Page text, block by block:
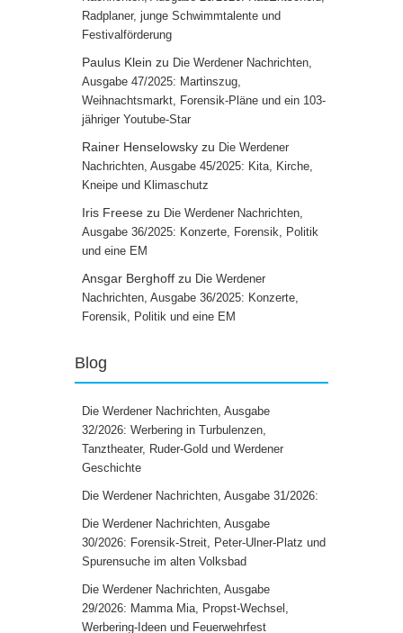
Radplaner, junge Schwimmtalente und
Festivalförderung
Paulus Klein zu Die Werdener Nachrichten,
Ausgabe 47/2025: Martinszug,
Weihnachtsmarkt, Forensik-Pläne und ein 103-
jähriger Youtube-Star
Rainer Henselowsky zu Die Werdener
Nachrichten, Ausgabe 45/2025: Kita, Kirche,
Kneipe und Klimaschutz
Iris Freese zu Die Werdener Nachrichten,
Ausgabe 36/2025: Konzerte, Forensik, Politik
und eine EM
Ansgar Berghoff zu Die Werdener
Nachrichten, Ausgabe 36/2025: Konzerte,
Forensik, Politik und eine EM
Blog
Die Werdener Nachrichten, Ausgabe
32/2026: Werbering in Turbulenzen,
Tanztheater, Ruder-Gold und Werdener
Geschichte
Die Werdener Nachrichten, Ausgabe 31/2026:
Die Werdener Nachrichten, Ausgabe
30/2026: Forensik-Streit, Peter-Ulner-Platz und
Spurensuche im alten Volksbad
Die Werdener Nachrichten, Ausgabe
29/2026: Mamma Mia, Propst-Wechsel,
Werbering-Ideen und Feuerwehrfest